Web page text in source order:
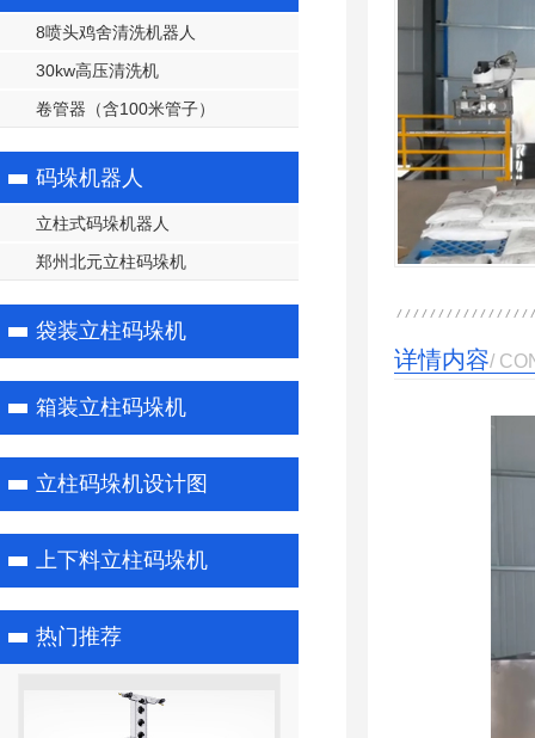
8喷头鸡舍清洗机器人
30kw高压清洗机
卷管器（含100米管子）
码垛机器人
立柱式码垛机器人
郑州北元立柱码垛机
袋装立柱码垛机
箱装立柱码垛机
立柱码垛机设计图
上下料立柱码垛机
热门推荐
详情内容/